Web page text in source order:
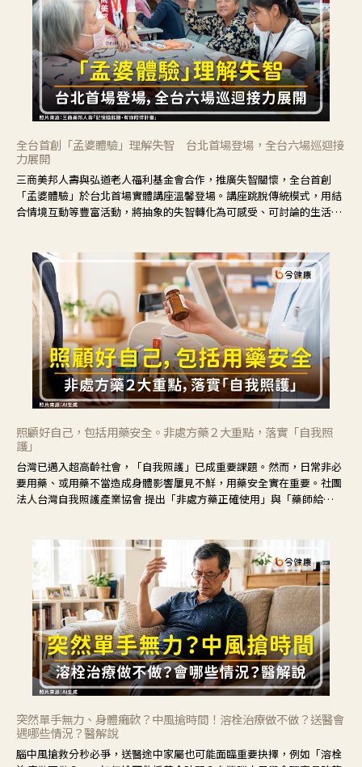
全台首創「孟婆體驗」理解失智 台北首場登場，全台六場巡迴接
力展開
三商美邦人壽與弘道老人福利基金會合作，推廣失智關懷，全台首創
「孟婆體驗」於台北首場實體講座溫馨登場。講座跳脫傳統模式，用結
合情境互動等豐富活動，將抽象的失智轉化為可感受、可討論的生活情
照顧好自己，包括用藥安全。非處方藥２大重點，落實「自我照
護」
台灣已邁入超高齡社會，「自我照護」已成重要課題。然而，日常非必
要用藥、或用藥不當造成身體影響屢見不鮮，用藥安全實在重要。社團
法人台灣自我照護產業協會 提出「非處方藥正確使用」與「藥師給
突然單手無力、身體癱軟？中風搶時間！溶栓治療做不做？送醫會
遇哪些情況？醫解說
腦中風搶救分秒必爭，送醫途中家屬也可能面臨重要抉擇，例如「溶栓